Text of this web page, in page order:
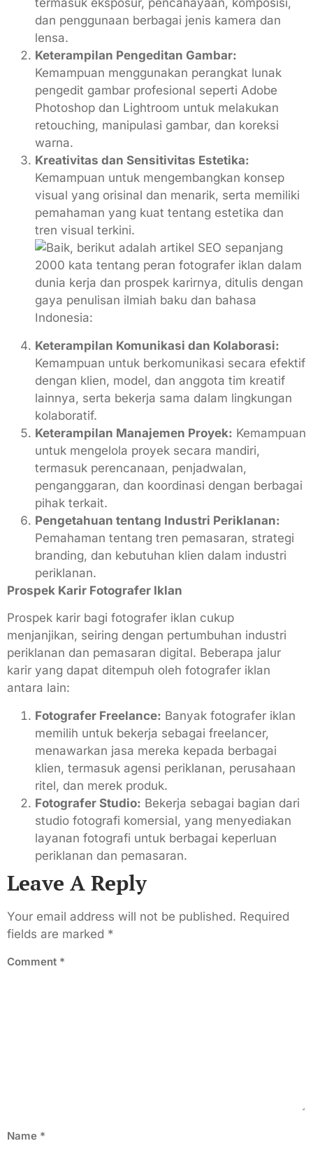
termasuk eksposur, pencahayaan, komposisi,
dan penggunaan berbagai jenis kamera dan
lensa.
Keterampilan Pengeditan Gambar:
Kemampuan menggunakan perangkat lunak
pengedit gambar profesional seperti Adobe
Photoshop dan Lightroom untuk melakukan
retouching, manipulasi gambar, dan koreksi
warna.
Kreativitas dan Sensitivitas Estetika:
Kemampuan untuk mengembangkan konsep
visual yang orisinal dan menarik, serta memiliki
pemahaman yang kuat tentang estetika dan
tren visual terkini.
Keterampilan Komunikasi dan Kolaborasi:
Kemampuan untuk berkomunikasi secara efektif
dengan klien, model, dan anggota tim kreatif
lainnya, serta bekerja sama dalam lingkungan
kolaboratif.
Keterampilan Manajemen Proyek: Kemampuan
untuk mengelola proyek secara mandiri,
termasuk perencanaan, penjadwalan,
penganggaran, dan koordinasi dengan berbagai
pihak terkait.
Pengetahuan tentang Industri Periklanan:
Pemahaman tentang tren pemasaran, strategi
branding, dan kebutuhan klien dalam industri
periklanan.
Prospek Karir Fotografer Iklan
Prospek karir bagi fotografer iklan cukup
menjanjikan, seiring dengan pertumbuhan industri
periklanan dan pemasaran digital. Beberapa jalur
karir yang dapat ditempuh oleh fotografer iklan
antara lain:
Fotografer Freelance: Banyak fotografer iklan
memilih untuk bekerja sebagai freelancer,
menawarkan jasa mereka kepada berbagai
klien, termasuk agensi periklanan, perusahaan
ritel, dan merek produk.
Fotografer Studio: Bekerja sebagai bagian dari
studio fotografi komersial, yang menyediakan
layanan fotografi untuk berbagai keperluan
periklanan dan pemasaran.
Leave A Reply
Your email address will not be published. Required
fields are marked *
Comment *
Name *